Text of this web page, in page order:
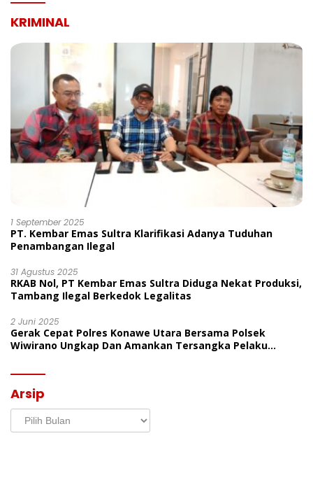
KRIMINAL
1 September 2025
PT. Kembar Emas Sultra Klarifikasi Adanya Tuduhan
Penambangan Ilegal
31 Agustus 2025
RKAB Nol, PT Kembar Emas Sultra Diduga Nekat Produksi,
Tambang Ilegal Berkedok Legalitas
2 Juni 2025
Gerak Cepat Polres Konawe Utara Bersama Polsek
Wiwirano Ungkap Dan Amankan Tersangka Pelaku
Arsip
Arsip